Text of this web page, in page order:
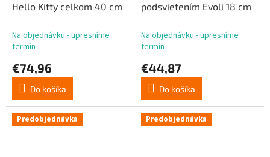
Hello Kitty celkom 40 cm
Na objednávku - upresníme
termín
€74,96
Do košíka
podsvietením Evoli 18 cm
Na objednávku - upresníme
termín
€44,87
Do košíka
Predobjednávka Predobjednávka